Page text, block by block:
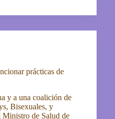
prácticas de
y a una coalición de
Bisexuales, y
Ministro de Salud de